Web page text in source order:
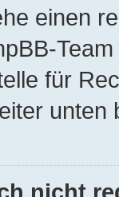
einen
für
unten